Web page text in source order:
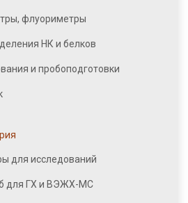
флуориметры
НК и белков
и пробоподготовки
для исследований
для ГХ и ВЭЖХ-МС